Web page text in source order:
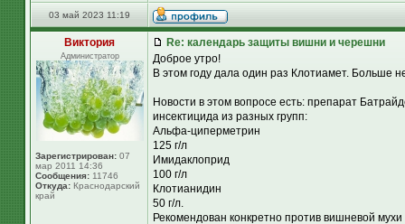
03 май 2023 11:19
Виктория
Администратор
Зарегистрирован: 07
мар 2011 14:36
Сообщения: 11746
Откуда: Краснодарский
край
Re: календарь защиты вишни и черешни
Доброе утро!
В этом году дала один раз Клотиамет. Больше
Новости в этом вопросе есть: препарат
инсектицида из разных групп:
Альфа-циперметрин
125 г/л
Имидаклоприд
100 г/л
Клотианидин
50 г/л.
Рекомендован конкретно против вишневой